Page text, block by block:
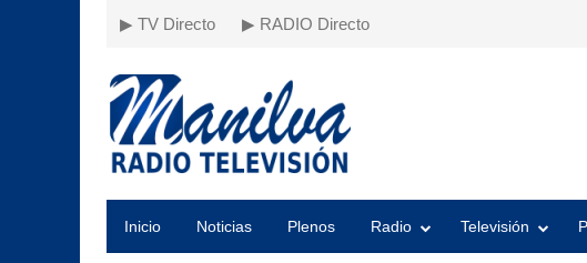
▶ TV Directo ▶ RADIO Directo
Inicio Noticias Plenos Radio Televisión